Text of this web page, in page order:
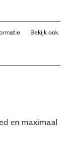
Bekijk ook
en maximaal